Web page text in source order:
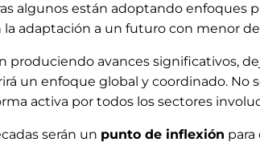
algunos están adoptando enfoques
la adaptación a un futuro con menor
produciendo avances significativos,
un enfoque global y coordinado. No
activa por todos los sectores
serán un punto de inflexión para